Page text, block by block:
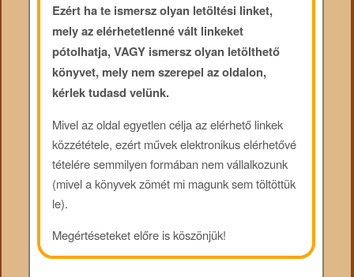
Ezért ha te ismersz olyan letöltési linket,
mely az elérhetetlenné vált linkeket
pótolhatja, VAGY ismersz olyan letölthető
könyvet, mely nem szerepel az oldalon,
kérlek tudasd velünk.
Mivel az oldal egyetlen célja az elérhető linkek
közzététele, ezért művek elektronikus elérhetővé
tételére semmilyen formában nem vállalkozunk
(mivel a könyvek zömét mi magunk sem töltöttük
le).
Megértéseteket előre is köszönjük!